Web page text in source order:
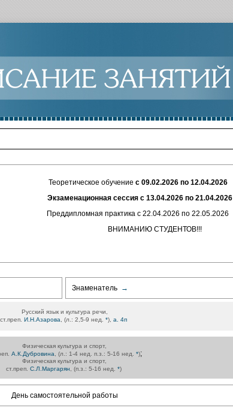
Теоретическое обучение с 09.02.2026 по 12.04.2026
сессия с 13.04.2026 по 21.04.2026
практика с 22.04.2026 по 22.05.2026
ВНИМАНИЮ СТУДЕНТОВ!!!
Знаменатель →
Русский язык и культура речи,
ст.преп. И.Н.Азарова , (л.: 2,5-9 нед. *), а. 4п
Физическая культура и спорт,
А.К.Дубровина , (л.: 1-4 нед. п.з.: 5-16 нед. *);
Физическая культура и спорт,
ст.преп. С.Л.Маргарян , (п.з.: 5-16 нед. *)
День самостоятельной работы